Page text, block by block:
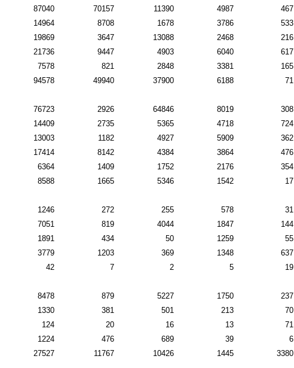
87040 70157 11390 4987 467
14964 8708 1678 3786 533
19869 3647 13088 2468 216
21736 9447 4903 6040 617
7578 821 2848 3381 165
94578 49940 37900 6188 71
76723 2926 64846 8019 308
14409 2735 5365 4718 724
13003 1182 4927 5909 362
17414 8142 4384 3864 476
6364 1409 1752 2176 354
8588 1665 5346 1542 17
1246 272 255 578 31
7051 819 4044 1847 144
1891 434 50 1259 55
3779 1203 369 1348 637
42 7 2 5 19
8478 879 5227 1750 237
1330 381 501 213 70
124 20 16 13 71
1224 476 689 39 6
27527 11767 10426 1445 3380